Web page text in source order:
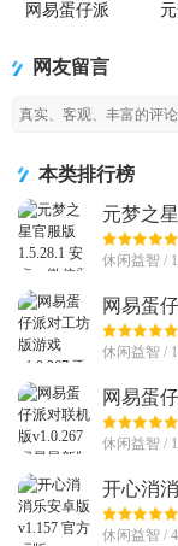
网易蛋仔派
网友留言
本类排行榜
元梦之
录版
休闲益智 /
网易蛋
版
休闲益智 /
网易蛋
版
休闲益智 /
开心消
休闲益智 /